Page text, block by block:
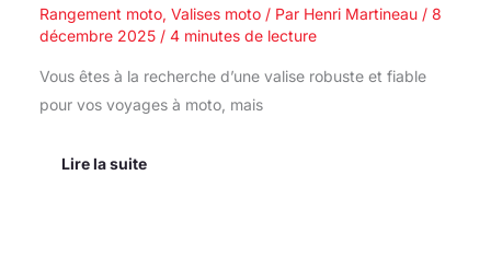
Rangement moto, Valises moto/ Par Henri Martineau / 8
décembre 2025 / 4 minutes de lecture
Vous êtes à la recherche d’une valise robuste et fiable
pour vos voyages à moto, mais
Lire la suite